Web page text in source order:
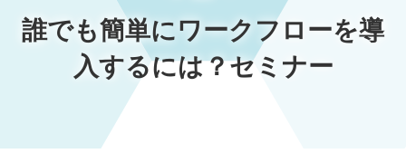
誰でも簡単にワークフローを導
入するには？セミナー